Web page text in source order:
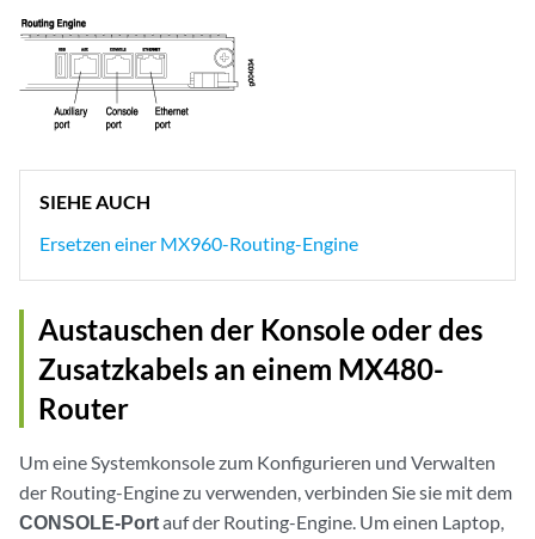
SIEHE AUCH
Ersetzen einer MX960-Routing-Engine
Austauschen der Konsole oder des
Zusatzkabels an einem MX480-
Router
Um eine Systemkonsole zum Konfigurieren und Verwalten
der Routing-Engine zu verwenden, verbinden Sie sie mit dem
CONSOLE-Portauf der Routing-Engine. Um einen Laptop,